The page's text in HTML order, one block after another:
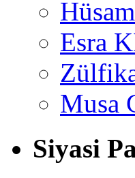
Esra
Musa
Siyasi